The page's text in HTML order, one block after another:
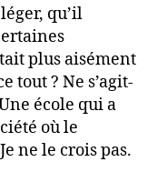
qu’il
plus aisément
tout ? Ne s’agit-
école qui a
où le
ne le crois pas.